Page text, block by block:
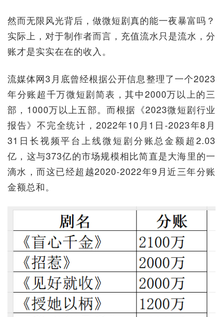
然而无限风光背后，做微短剧真的能一夜暴富吗？
实际上，对于制作者而言，充值流水只是流水，分
账才是实实在在的收入。
流媒体网3月底曾经根据公开信息整理了一个2023
年分账超千万微短剧简表，其中2000万以上的三
部，1000万以上五部。而根据《2023微短剧行业
报告》不完全统计，2022年10月1日-2023年8月
31日长视频平台上线微短剧分账总金额超2.03
亿，这与373亿的市场规模相比简直是大海里的一
滴水，而这已经超越2020-2022年9月近三年分账
金额总和。